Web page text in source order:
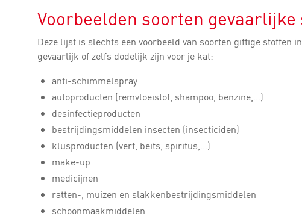
Voorbeelden soorten gevaarlijke
Deze lijst is slechts een voorbeeld van soorten giftige stoffen
gevaarlijk of zelfs dodelijk zijn voor je kat:
anti-schimmelspray
autoproducten (remvloeistof, shampoo, benzine,...)
desinfectieproducten
bestrijdingsmiddelen insecten (insecticiden)
klusproducten (verf, beits, spiritus,...)
make-up
medicijnen
ratten-, muizen en slakkenbestrijdingsmiddelen
schoonmaakmiddelen